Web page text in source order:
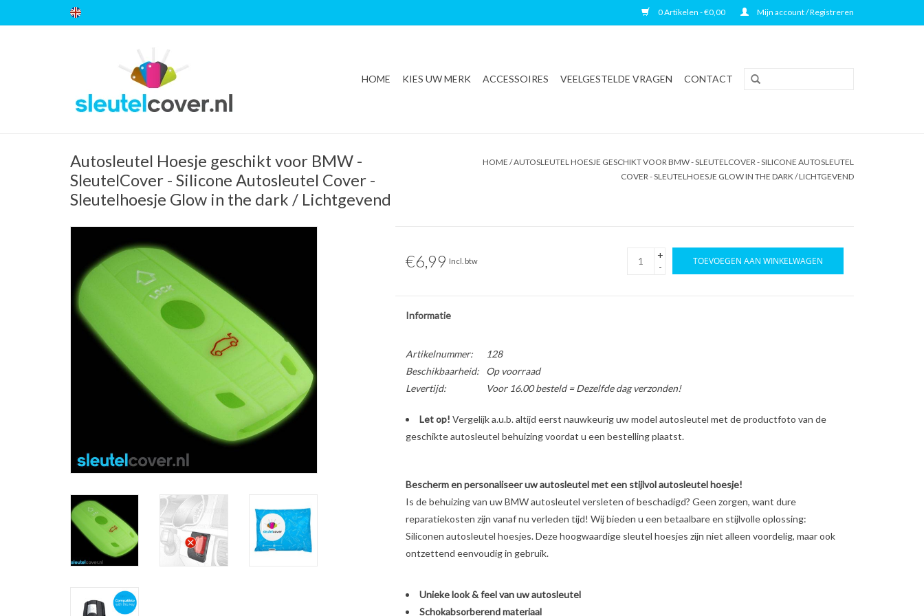
0 Artikelen - €0,00 Mijn account / Registreren
HOME KIES UW MERK ACCESSOIRES VEELGESTELDE VRAGEN CONTACT
Autosleutel Hoesje geschikt voor BMW -
SleutelCover - Silicone Autosleutel Cover -
Sleutelhoesje Glow in the dark / Lichtgevend
HOME /AUTOSLEUTEL HOESJE GESCHIKT VOOR BMW - SLEUTELCOVER - SILICONE AUTOSLEUTEL
COVER - SLEUTELHOESJE GLOW IN THE DARK / LICHTGEVEND
€6,99 Incl. btw
+
-
TOEVOEGEN AAN WINKELWAGEN
Informatie
Artikelnummer:
128
Beschikbaarheid:
Op voorraad
Levertijd:
Voor 16.00 besteld = Dezelfde dag verzonden!
Let op! Vergelijk a.u.b. altijd eerst nauwkeurig uw model autosleutel met de productfoto van de
geschikte autosleutel behuizing voordat u een bestelling plaatst.
Bescherm en personaliseer uw autosleutel met een stijlvol autosleutel hoesje!
Is de behuizing van uw BMW autosleutel versleten of beschadigd? Geen zorgen, want dure
reparatiekosten zijn vanaf nu verleden tijd! Wij bieden u een betaalbare en stijlvolle oplossing:
Siliconen autosleutel hoesjes. Deze hoogwaardige sleutel hoesjes zijn niet alleen voordelig, maar ook
ontzettend eenvoudig in gebruik.
Unieke look & feel van uw autosleutel
Schokabsorberend materiaal